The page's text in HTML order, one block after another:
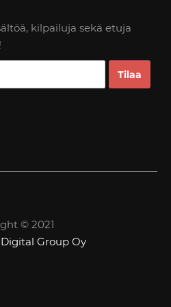
kilpailuja sekä etuja
© 2021
Digital Group Oy